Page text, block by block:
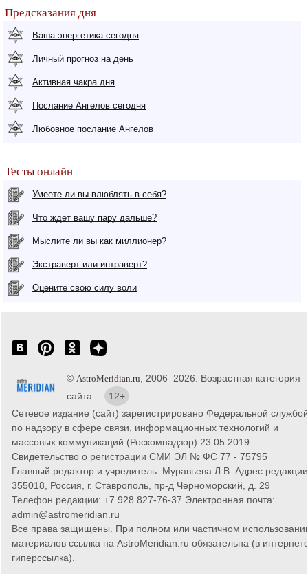
Предсказания дня
Ваша энергетика сегодня
Личный прогноз на день
Активная чакра дня
Послание Ангелов сегодня
Любовное послание Ангелов
Тесты онлайн
Умеете ли вы влюблять в себя?
Что ждет вашу пару дальше?
Мыслите ли вы как миллионер?
Экстраверт или интраверт?
Оцените свою силу воли
© AstroMeridian.ru , 2006–2026. Возрастная категория
сайта:
12+
Сетевое издание (сайт) зарегистрировано Федеральной службой
по надзору в сфере связи, информационных технологий и
массовых коммуникаций (Роскомнадзор) 23.05.2019.
Свидетельство о регистрации СМИ ЭЛ № ФС 77 - 75795
Главный редактор и учредитель: Муравьева Л.В. Адрес
355018, Россия, г. Ставрополь, пр-д Черноморский, д. 29
Телефон редакции: +7 928 827-76-37 Электронная почта:
admin@astromeridian.ru
Все права защищены. При полном или частичном
материалов ссылка на AstroMeridian.ru обязательна (в
гиперссылка).